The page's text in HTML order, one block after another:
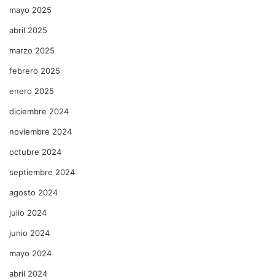
mayo 2025
abril 2025
marzo 2025
febrero 2025
enero 2025
diciembre 2024
noviembre 2024
octubre 2024
septiembre 2024
agosto 2024
julio 2024
junio 2024
mayo 2024
abril 2024